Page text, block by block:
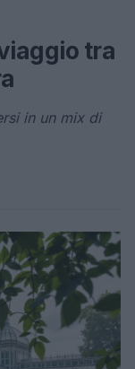
tra
in un mix di